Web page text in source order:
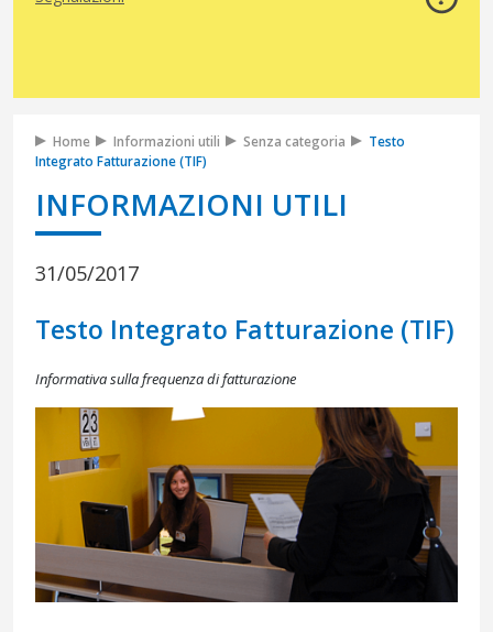
Home Informazioni utili Senza categoria
Testo
Integrato Fatturazione (TIF)
INFORMAZIONI UTILI
31/05/2017
Testo Integrato Fatturazione (TIF)
Informativa sulla frequenza di fatturazione